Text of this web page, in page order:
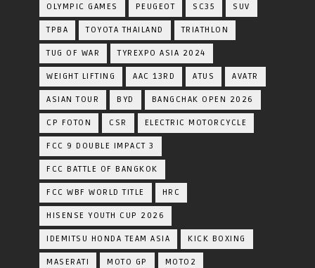
OLYMPIC GAMES PEUGEOT SC35 SUV
TPBA TOYOTA​ THAILAND​ TRIATHLON
TUG OF WAR TYREXPO ASIA 2024
WEIGHT LIFTING AAC 13RD ATUS AVATR
ASIAN TOUR BYD BANGCHAK OPEN 2026
CP FOTON CSR ELECTRIC MOTORCYCLE
FCC 9 DOUBLE IMPACT 3
FCC BATTLE OF BANGKOK
FCC WBF WORLD TITLE HRC
HISENSE YOUTH CUP 2026
IDEMITSU HONDA TEAM ASIA KICK BOXING
MASERATI MOTO GP MOTO2